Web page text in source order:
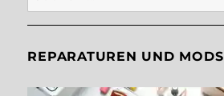
nach:
REPARATUREN UND MODS